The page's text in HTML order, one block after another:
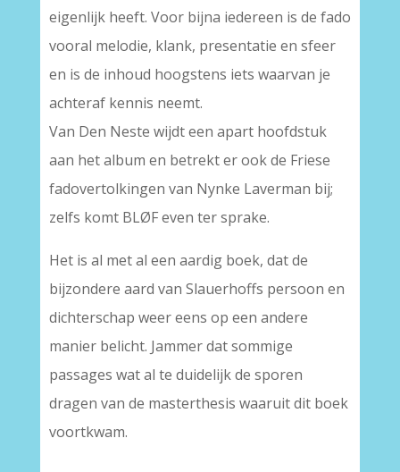
eigenlijk heeft. Voor bijna iedereen is de fado
vooral melodie, klank, presentatie en sfeer
en is de inhoud hoogstens iets waarvan je
achteraf kennis neemt.
Van Den Neste wijdt een apart hoofdstuk
aan het album en betrekt er ook de Friese
fadovertolkingen van Nynke Laverman bij;
zelfs komt BLØF even ter sprake.
Het is al met al een aardig boek, dat de
bijzondere aard van Slauerhoffs persoon en
dichterschap weer eens op een andere
manier belicht. Jammer dat sommige
passages wat al te duidelijk de sporen
dragen van de masterthesis waaruit dit boek
voortkwam.